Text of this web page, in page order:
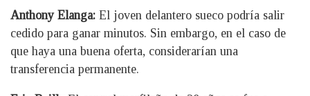
Anthony Elanga: El joven delantero sueco podría salir
cedido para ganar minutos. Sin embargo, en el caso de
que haya una buena oferta, considerarían una
transferencia permanente.